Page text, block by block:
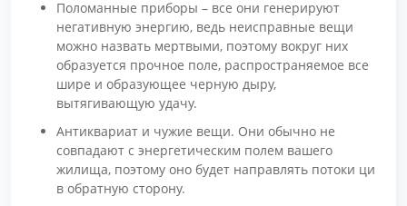
Поломанные приборы – все они генерируют
негативную энергию, ведь неисправные вещи
можно назвать мертвыми, поэтому вокруг них
образуется прочное поле, распространяемое все
шире и образующее черную дыру,
вытягивающую удачу.
Антиквариат и чужие вещи. Они обычно не
совпадают с энергетическим полем вашего
жилища, поэтому оно будет направлять потоки ци
в обратную сторону.